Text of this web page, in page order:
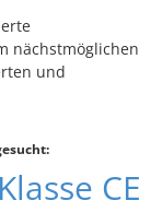
nächstmöglichen
und
CE